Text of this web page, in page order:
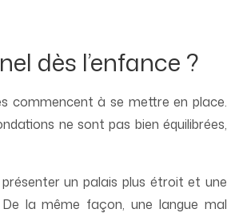
dès l’enfance ?
commencent à se mettre en place.
ne sont pas bien équilibrées,
un palais plus étroit et une
la même façon, une langue mal